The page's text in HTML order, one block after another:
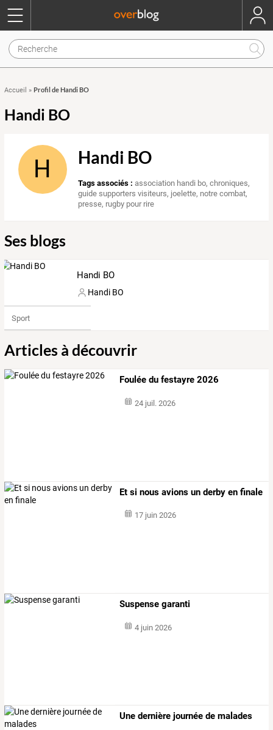
Accueil » Profil de Handi BO
Handi BO
H Handi BO
Tags associés : association handi bo,chroniques,
guide supporters visiteurs, joelette, notre combat,
presse, rugby pour rire
Ses blogs
Handi BO
Handi BO
Sport
Articles à découvrir
Foulée du festayre 2026
24 juil. 2026
Et si nous avions un derby en finale
17 juin 2026
Suspense garanti
4 juin 2026
Une dernière journée de malades